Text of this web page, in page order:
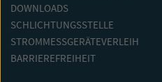
DOWNLOADS
SCHLICHTUNGSSTELLE
STROMMESSGERÄTEVERLEIH
BARRIEREFREIHEIT